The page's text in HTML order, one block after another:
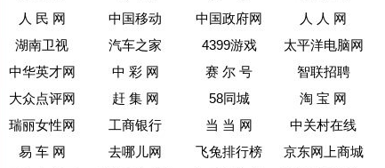
人 民 网
中国移动 中国政府网 人 人 网
湖南卫视
汽车之家 4399游戏 太平洋电脑网
中华英才网
中 彩 网 赛 尔 号 智联招聘
大众点评网
赶 集 网 58同城 淘 宝 网
瑞丽女性网
工商银行 当 当 网 中关村在线
易 车 网
去哪儿网 飞兔排行榜 京东网上商城